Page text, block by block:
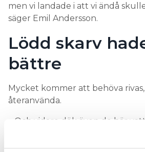
men vi landade i att vi ändå
säger Emil Andersson.
Lödd skarv
bättre
Mycket kommer att behöva
återanvända.
– Och vidare dök även de här
väggen. Det kan ha suttit ett